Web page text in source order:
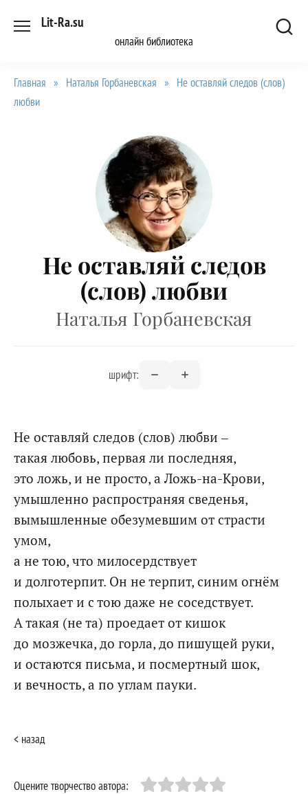
Lit-Ra.su
онлайн библиотека
Главная » Наталья Горбаневская » Не оставляй следов (слов)
любви
Не оставляй следов
(слов) любви
Наталья Горбаневская
шрифт:
Не оставляй следов (слов) любви –
такая любовь, первая ли последняя,
это ложь, и не просто, а Ложь-на-Крови,
умышленно распространяя сведенья,
вымышленные обезумевшим от страсти
умом,
а не тою, что милосердствует
и долготерпит. Он не терпит, синим огнём
полыхает и с тою даже не соседствует.
А такая (не та) проедает от кишок
до мозжечка, до горла, до пишущей руки,
и остаются письма, и посмертный шок,
и вечность, а по углам пауки.
< назад
Оцените творчество автора: